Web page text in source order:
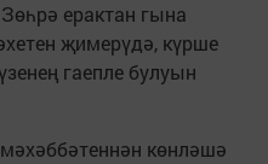
ерактан гына
җимерүдә, күрше
гаепле булуын
көнләшә